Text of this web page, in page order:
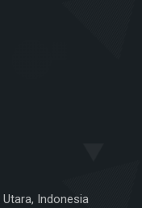
Indonesia